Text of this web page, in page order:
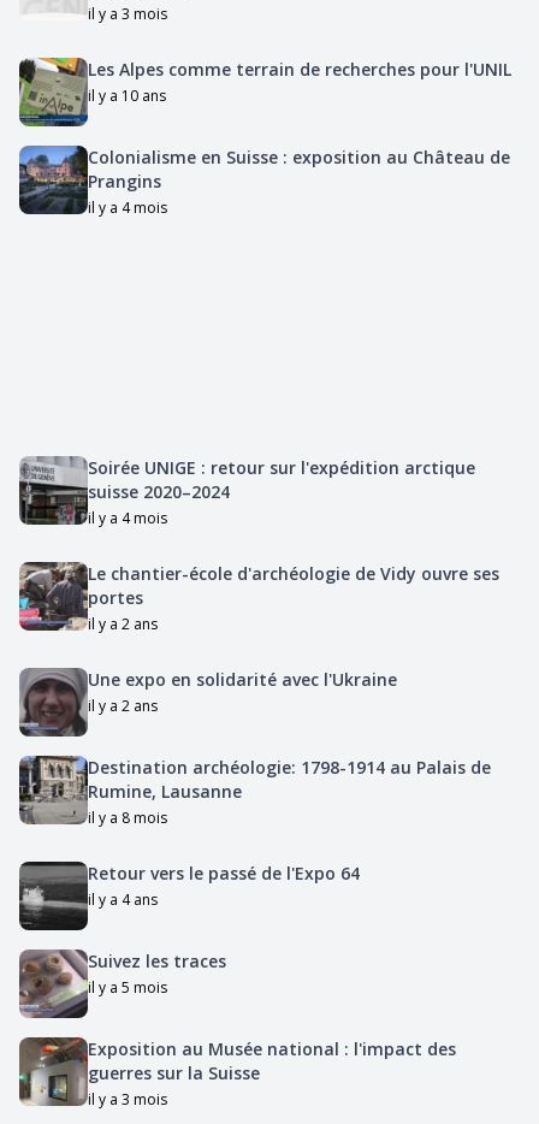
il y a 3 mois
Les Alpes comme terrain de recherches pour l'UNIL
il y a 10 ans
Colonialisme en Suisse : exposition au Château de
Prangins
il y a 4 mois
Soirée UNIGE : retour sur l'expédition arctique
suisse 2020–2024
il y a 4 mois
Le chantier-école d'archéologie de Vidy ouvre ses
portes
il y a 2 ans
Une expo en solidarité avec l'Ukraine
il y a 2 ans
Destination archéologie: 1798-1914 au Palais de
Rumine, Lausanne
il y a 8 mois
Retour vers le passé de l'Expo 64
il y a 4 ans
Suivez les traces
il y a 5 mois
Exposition au Musée national : l'impact des
guerres sur la Suisse
il y a 3 mois